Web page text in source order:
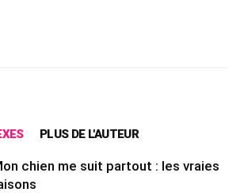
PLUS DE L'AUTEUR
chien me suit partout : les vraies